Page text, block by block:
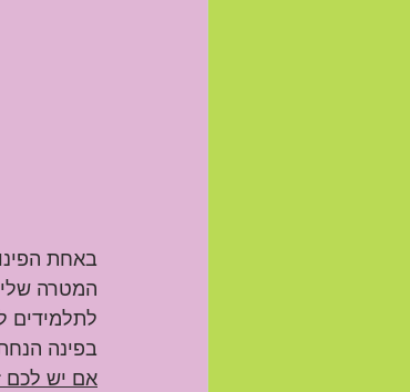
באחת
המטרה שלי
לתלמידים
בפינה
אם יש לכם